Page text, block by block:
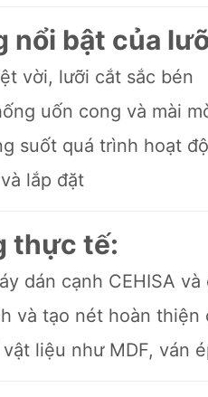
nổi bật của
vời, lưỡi cắt sắc bén
uốn cong và mài
suốt quá trình hoạt
lắp đặt
thực tế:
dán cạnh CEHISA
và tạo nét hoàn thiện
liệu như MDF, ván